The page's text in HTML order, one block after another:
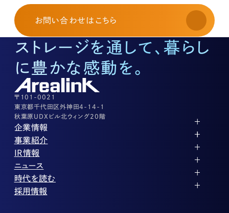
お申し込み・お問い合わせ
03-3526-8568
土地活用に関するお問い合わせ
03-3526-8574
底地に関するお問い合わせ
03-3526-8572
株式に関するお問い合わせ
03-3526-8556
その他上記に当てはまらない案件等
03-3526-8556
お問い合わせ はこちら
ストレージを通して、暮らし
に豊かな感動を。
〒101-0021
東京都千代田区外神田4-14-1
秋葉原UDXビル北ウィング20階
企業情報
代表メッセージ
企業理念
会社概要
役員紹介
沿革
コーポレートガバナンス
事業紹介
ストレージ事業
パートナー制度
ストレージライフ
土地権利整備事業
オフィス事業
アセット事業
IR情報
IRカレンダー
中期経営計画
事業等のリスク
ニュース
PR
IR
時代を読む
投稿一覧
採用情報